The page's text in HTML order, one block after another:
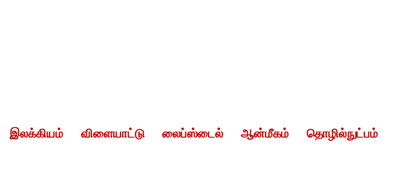
இலக்கியம் விளையாட்டு லைப்ஸ்டைல் ஆன்மீகம் தொழில்நுட்பம்